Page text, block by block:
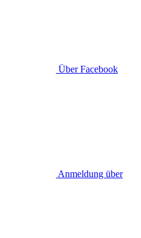
Über Facebook
Anmeldung über